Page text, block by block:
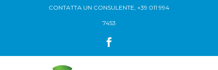
CONTATTA UN CONSULENTE, +39 011 994
7453